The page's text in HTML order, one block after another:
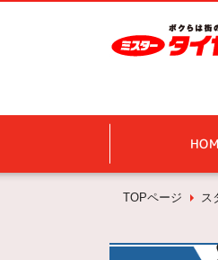
TOPページ ス